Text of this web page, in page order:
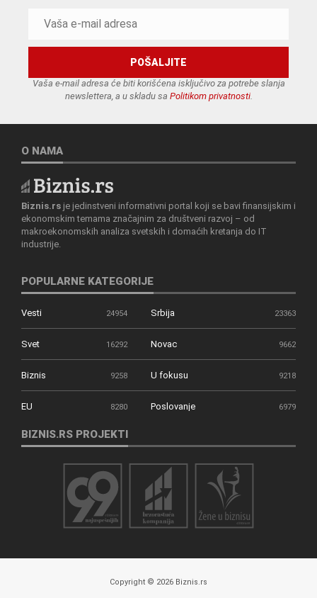
Vaša e-mail adresa će biti korišćena isključivo za potrebe slanja
newslettera, a u skladu sa Politikom privatnosti.
O NAMA
Biznis.rs je jedinstveni informativni portal koji se bavi finansijskim i
ekonomskim temama značajnim za društveni razvoj – od
makroekonomskih analiza svetskih i domaćih kretanja do IT
industrije.
POPULARNE KATEGORIJE
Vesti 24954 Srbija 23363
Svet 16292 Novac 9662
Biznis 9258 U fokusu 9218
EU 8280 Poslovanje 6979
BIZNIS.RS PROJEKTI
Copyright © 2026 Biznis.rs